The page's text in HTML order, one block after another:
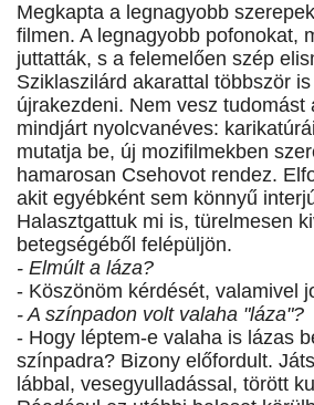
Megkapta a legnagyobb
filmen. A legnagyobb pofonokat,
juttatták, s a felemelően szép
Sziklaszilárd akarattal többször
újrakezdeni. Nem vesz tudomást
mindjárt nyolcvanéves:
mutatja be, új mozifilmekben
hamarosan Csehovot rendez.
akit egyébként sem könnyű
Halasztgattuk mi is, türelmesen
betegségéből felépüljön.
- Elmúlt a láza?
- Köszönöm kérdését, valamivel
- A színpadon volt valaha "láza"?
- Hogy léptem-e valaha is lázas
színpadra? Bizony előfordult.
lábbal, vesegyulladással, törött